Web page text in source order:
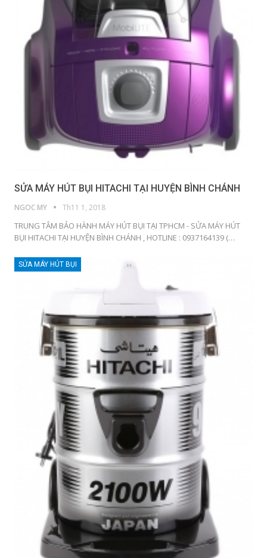
SỬA MÁY HÚT BỤI HITACHI TẠI HUYỆN BÌNH CHÁNH
NGOC MY Th11 1, 2018
TRUNG TÂM BẢO HÀNH MÁY HÚT BỤI TẠI TPHCM - SỬA MÁY HÚT
BỤI HITACHI TẠI HUYỆN BÌNH CHÁNH , HOTLINE : 0937164139 (…
SỬA MÁY HÚT BỤI